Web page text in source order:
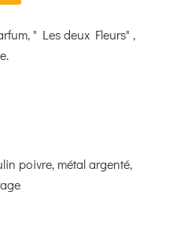
" Les deux Fleurs" ,
poivre, métal argenté,